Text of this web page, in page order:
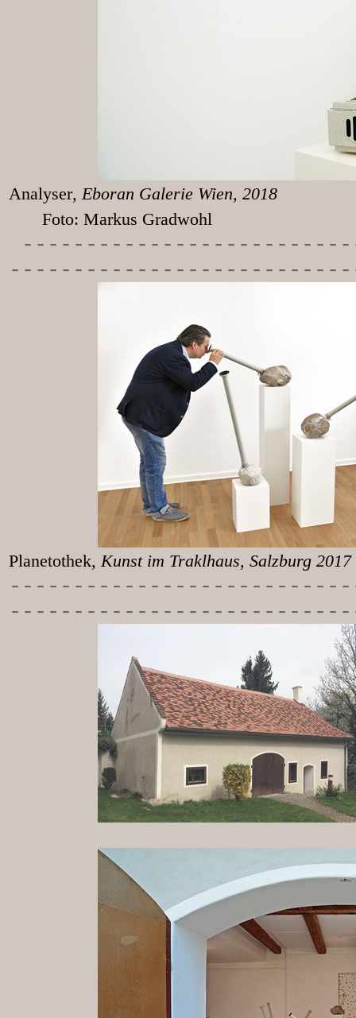
Analyser,
Foto: Markus Gradwohl
-----------
Planetothek, Kunst im
-----------